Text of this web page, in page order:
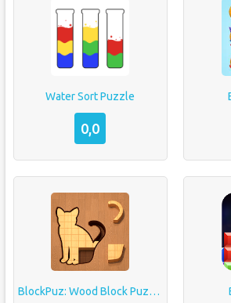
Water Sort Puzzle
0,0
BlockPuz: Wood Block Puzzle